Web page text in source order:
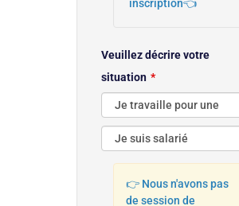
inscription👈
Veuillez décrire votre
situation
👉 Nous n'avons pas
de session de